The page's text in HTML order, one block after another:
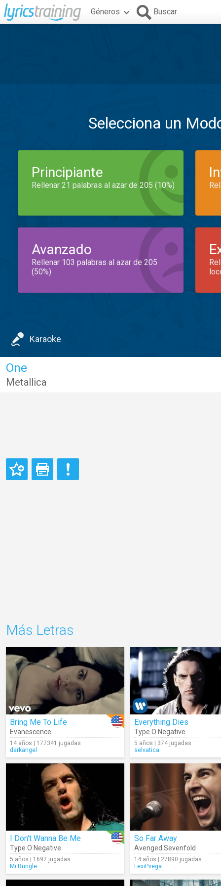
Géneros Buscar
Selecciona un
Principiante
Rellenar 21 palabras al azar de 205 (10%)
Avanzado
Rellenar 103 palabras al azar de 205
(50%)
Karaoke
One
Metallica
Más Letras
Bring Me To Life
Evanescence
14 años | 177341 jugadas
darkangel
Everything Dies
Type O Negative
5 años | 374 jugadas
selvatica
I Don't Wanna Be Me
Type O Negative
5 años | 1697 jugadas
Mr.Bungle
So Far Away
Avenged Sevenfold
14 años | 27890 jugadas
LexiPvega